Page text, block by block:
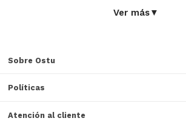
Ver más▼
Sobre Ostu
Políticas
Atención al cliente